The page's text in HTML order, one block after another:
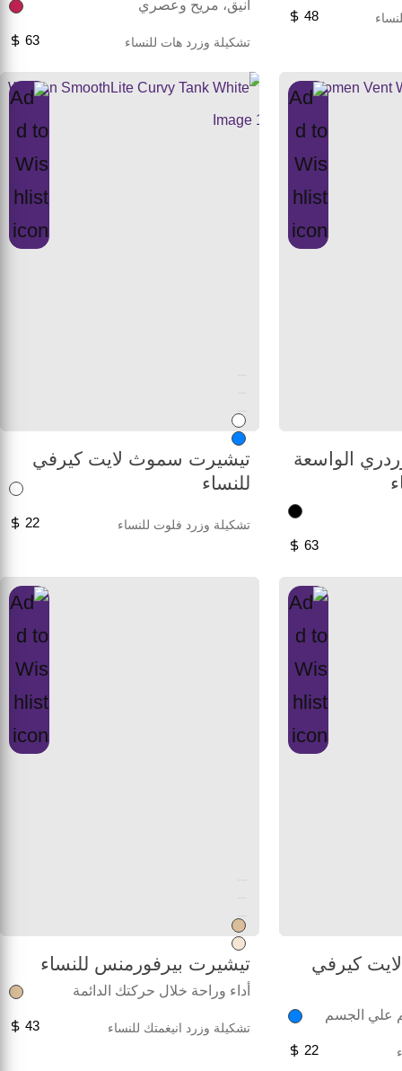
48
أنيق، مريح وعصري
تشكيلة وزرد هات للنساء 63
الواسعة
63
تيشيرت سموث لايت كيرفي
للنساء
تشكيلة وزرد فلوت للنساء 22
كيرفي
علي الجسم
22
تيشيرت بيرفورمنس للنساء
أداء وراحة خلال حركتك الدائمة
تشكيلة وزرد انيغمتك للنساء 43